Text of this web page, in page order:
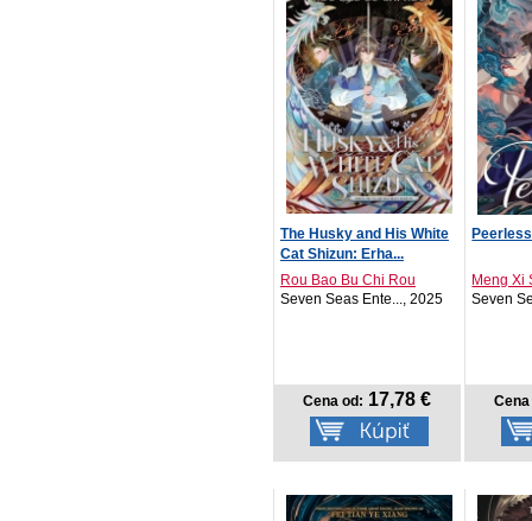
The Husky and His White
Cat Shizun: Erha...
Rou Bao Bu Chi Rou
Seven Seas Ente..., 2025
Cena od: 17,78 €
Meng Xi
Seven